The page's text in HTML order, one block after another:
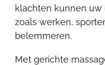
klachten kunnen uw
zoals werken,
belemmeren.
Met gerichte